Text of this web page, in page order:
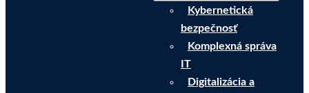
Kybernetická
bezpečnosť
Komplexná správa
IT
Digitalizácia a